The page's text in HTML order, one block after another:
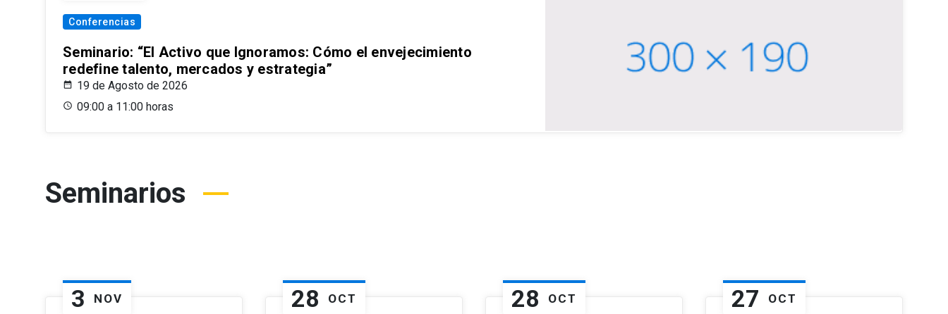
Conferencias
Seminario: “El Activo que Ignoramos: Cómo el envejecimiento
redefine talento, mercados y estrategia”
19 de Agosto de 2026
09:00 a 11:00 horas
Seminarios
3 NOV 28 OCT 28 OCT 27 OCT